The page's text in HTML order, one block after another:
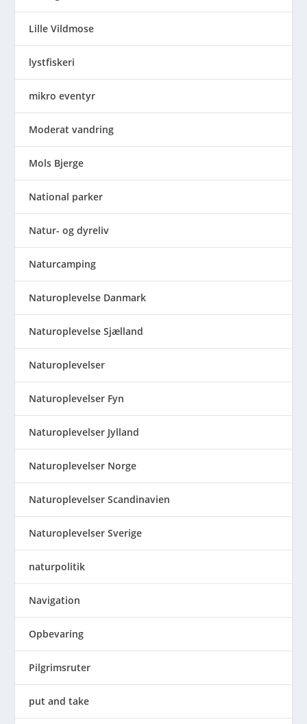
Lille Vildmose
lystfiskeri
mikro eventyr
Moderat vandring
Mols Bjerge
National parker
Natur- og dyreliv
Naturcamping
Naturoplevelse Danmark
Naturoplevelse Sjælland
Naturoplevelser
Naturoplevelser Fyn
Naturoplevelser Jylland
Naturoplevelser Norge
Naturoplevelser Scandinavien
Naturoplevelser Sverige
naturpolitik
Navigation
Opbevaring
Pilgrimsruter
put and take